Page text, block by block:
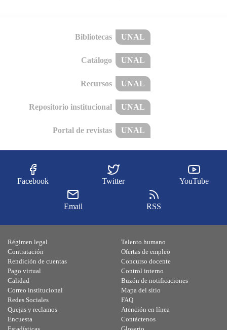
Bibliotecas UNAL
Catálogo UNAL
Recursos UNAL
Repositorio institucional UNAL
Portal de revistas UNAL
Facebook Twitter YouTube
Email RSS
Régimen legal
Contratación
Rendición de cuentas
Pago virtual
Calidad
Talento humano
Ofertas de empleo
Concurso docente
Control interno
Buzón de notificaciones
Correo institucional
Redes Sociales
Quejas y reclamos
Encuesta
Mapa del sitio
FAQ
Atención en línea
Contáctenos